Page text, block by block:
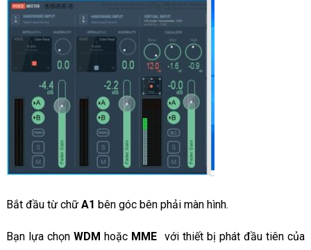
Bắt đầu từ chữ A1 bên góc bên phải màn hình.
Bạn lựa chọnWDM hoặc MME với thiết bị phát đầu tiên của